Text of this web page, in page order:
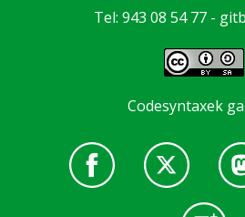
Tel: 943 08 54 77 -
Codesyntaxek